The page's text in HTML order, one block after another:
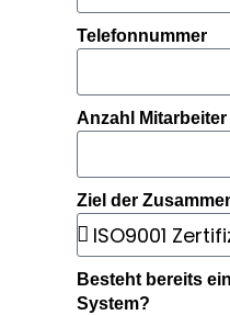
Telefonnummer
Anzahl Mitarbeiter
Ziel der
Besteht bereits
System?